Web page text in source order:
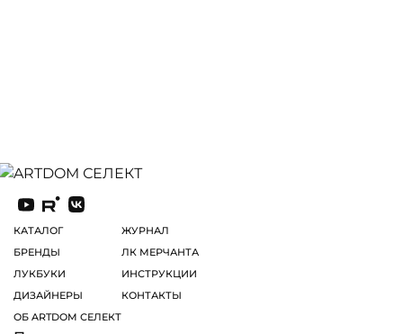
КАТАЛОГ
БРЕНДЫ
ЛУКБУКИ
ДИЗАЙНЕРЫ
ОБ ARTDOM СЕЛЕКТ
ЖУРНАЛ
ЛК МЕРЧАНТА
ИНСТРУКЦИИ
КОНТАКТЫ